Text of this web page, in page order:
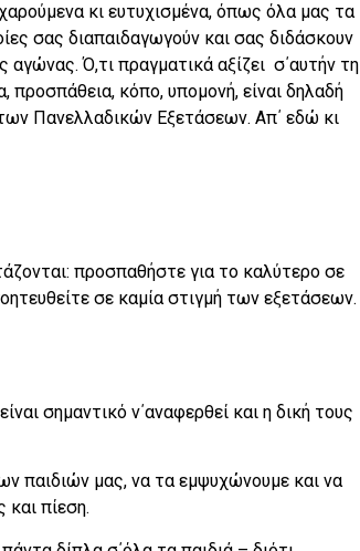
κι ευτυχισμένα, όπως όλα μας τα
σας διαπαιδαγωγούν και σας διδάσκουν
αγώνας. Ό,τι πραγματικά αξίζει σ΄αυτήν τη
προσπάθεια, κόπο, υπομονή, είναι δηλαδή
Πανελλαδικών Εξετάσεων. Απ΄ εδώ κι
προσπαθήστε για το καλύτερο σε
σε καμία στιγμή των εξετάσεων.
σημαντικό ν΄αναφερθεί και η δική τους
παιδιών μας, να τα εμψυχώνουμε και να
πίεση.